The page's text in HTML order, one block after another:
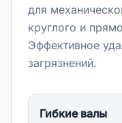
для
круглого и
Эффективное
загрязнений.
Гибкие валы